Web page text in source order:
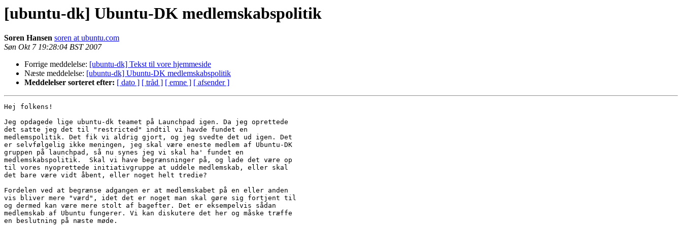
[ubuntu-dk] Ubuntu-DK medlemskabspolitik
Soren Hansen soren at ubuntu.com
Søn Okt 7 19:28:04 BST 2007
Forrige meddelelse: [ubuntu-dk] Tekst til vore hjemmeside
Næste meddelelse: [ubuntu-dk] Ubuntu-DK medlemskabspolitik
Meddelelser sorteret efter: [ dato ] [ tråd ] [ emne ] [ afsender ]
Hej folkens!
Jeg opdagede lige ubuntu-dk teamet på Launchpad igen. Da jeg oprettede
det satte jeg det til "restricted" indtil vi havde fundet en
medlemspolitik. Det fik vi aldrig gjort, og jeg svedte det ud igen. Det
er selvfølgelig ikke meningen, jeg skal være eneste medlem af Ubuntu-DK
gruppen på launchpad, så nu synes jeg vi skal ha' fundet en
medlemskabspolitik.  Skal vi have begrænsninger på, og lade det være op
til vores nyoprettede initiativgruppe at uddele medlemskab, eller skal
det bare være vidt åbent, eller noget helt tredie?
Fordelen ved at begrænse adgangen er at medlemskabet på en eller anden
vis bliver mere "værd", idet det er noget man skal gøre sig fortjent til
og dermed kan være mere stolt af bagefter. Det er eksempelvis sådan
medlemskab af Ubuntu fungerer. Vi kan diskutere det her og måske træffe
en beslutning på næste møde.